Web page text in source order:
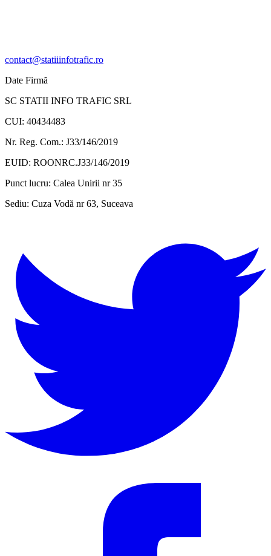
contact@statiiinfotrafic.ro
Date Firmă
SC STATII INFO TRAFIC SRL
CUI: 40434483
Nr. Reg. Com.: J33/146/2019
EUID: ROONRC.J33/146/2019
Punct lucru: Calea Unirii nr 35
Sediu: Cuza Vodă nr 63, Suceava